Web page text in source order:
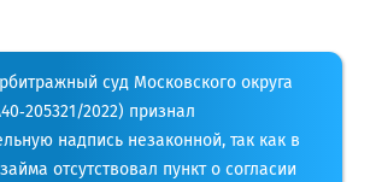
суд Московского округа
2022) признал
надпись незаконной, так как в
отсутствовал пункт о согласии